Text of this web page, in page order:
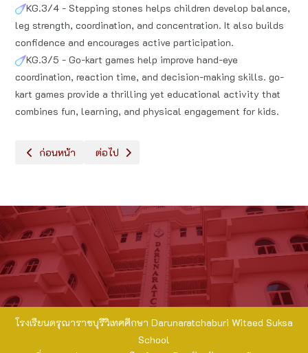
KG.3/4 - Stepping stones helps children develop balance,
leg strength, coordination, and concentration. It also builds
confidence and encourages active participation.
KG.3/5 - Go-kart games help improve hand-eye
coordination, reaction time, and decision-making skills. go-
kart games provide a thrilling yet educational activity that
combines fun, learning, and physical engagement for kids.
เนื้อหาก่อนหน้า: ภาพบรรยากาศการเรียน ห้อง intensive
ก่อนหน้า เนื้อหาถัดไป: การฝึกทำกิจกรรม​หน้าเสาธง อนุบาล
ต่อไป
โรงเรียนดรุณาราชบุรีวิเทศศึกษา Darunaratchaburi Witaed Suksa
School